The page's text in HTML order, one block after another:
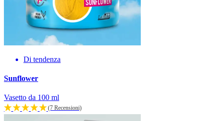
Di tendenza
Sunflower
Vasetto da 100 ml
(7 Recensioni)